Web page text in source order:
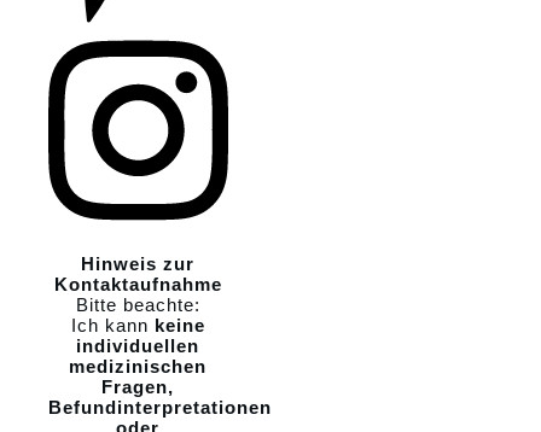
Hinweis zur
Kontaktaufnahme
Bitte beachte:
Ich kann keine
individuellen
medizinischen
Fragen,
Befundinterpretationen
oder